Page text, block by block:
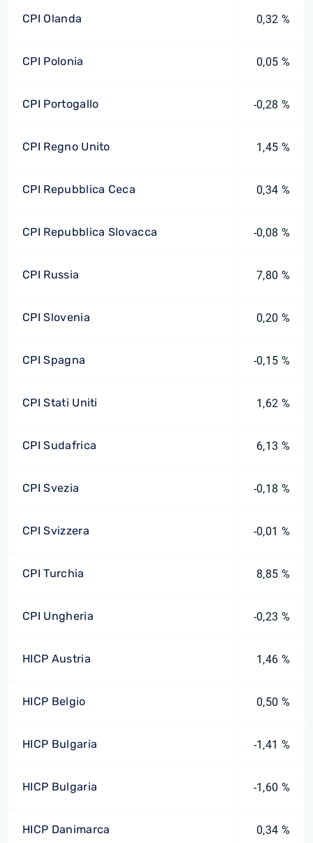
CPI Olanda 0,32 %
CPI Polonia 0,05 %
CPI Portogallo -0,28 %
CPI Regno Unito 1,45 %
CPI Repubblica Ceca 0,34 %
CPI Repubblica Slovacca -0,08 %
CPI Russia 7,80 %
CPI Slovenia 0,20 %
CPI Spagna -0,15 %
CPI Stati Uniti 1,62 %
CPI Sudafrica 6,13 %
CPI Svezia -0,18 %
CPI Svizzera -0,01 %
CPI Turchia 8,85 %
CPI Ungheria -0,23 %
HICP Austria 1,46 %
HICP Belgio 0,50 %
HICP Bulgaria -1,41 %
HICP Bulgaria -1,60 %
HICP Danimarca 0,34 %